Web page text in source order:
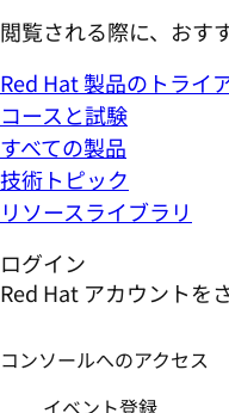
閲覧される際に、おす
Red Hat 製品のトライ
コースと試験
すべての製品
技術トピック
リソースライブラリ
ログイン
Red Hat アカウントを
コンソールへのアクセス
イベント登録